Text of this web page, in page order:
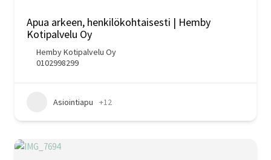
Apua arkeen, henkilökohtaisesti | Hemby
Kotipalvelu Oy
Hemby Kotipalvelu Oy
0102998299
Asiointiapu +12